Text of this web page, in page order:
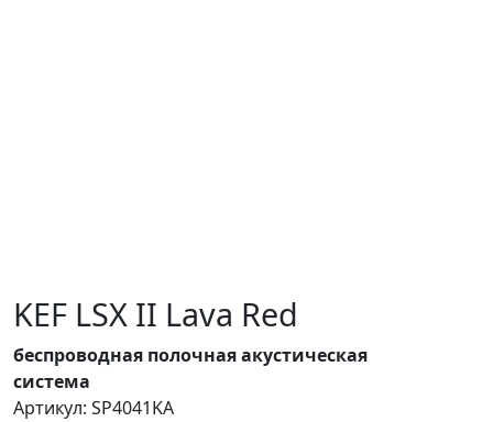
KEF LSX II Lava Red
беспроводная полочная акустическая
система
Артикул: SP4041KA